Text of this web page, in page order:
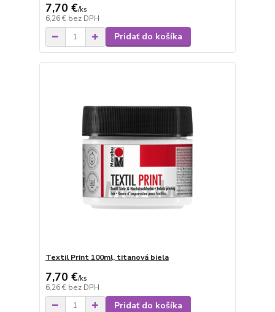
7,70 €/ks
6,26 € bez DPH
Pridať do košíka
Textil Print 100ml, titanová biela
7,70 €/ks
6,26 € bez DPH
Pridať do košíka